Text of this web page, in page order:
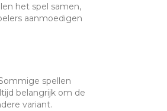
het spel samen,
aanmoedigen
spellen
belangrijk om de
variant.